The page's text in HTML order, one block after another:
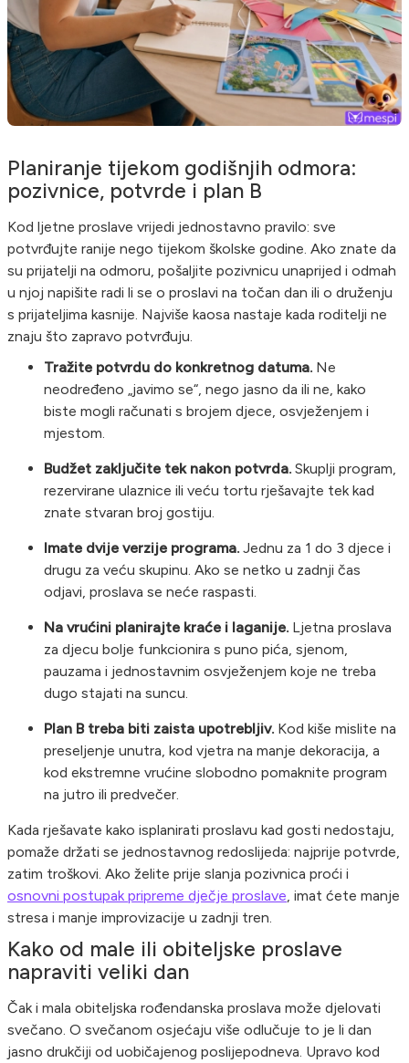
Planiranje tijekom godišnjih odmora:
pozivnice, potvrde i plan B
Kod ljetne proslave vrijedi jednostavno pravilo: sve
potvrđujte ranije nego tijekom školske godine. Ako znate da
su prijatelji na odmoru, pošaljite pozivnicu unaprijed i odmah
u njoj napišite radi li se o proslavi na točan dan ili o druženju
s prijateljima kasnije. Najviše kaosa nastaje kada roditelji ne
znaju što zapravo potvrđuju.
Tražite potvrdu do konkretnog datuma. Ne
neodređeno „javimo se“, nego jasno da ili ne, kako
biste mogli računati s brojem djece, osvježenjem i
mjestom.
Budžet zaključite tek nakon potvrda. Skuplji program,
rezervirane ulaznice ili veću tortu rješavajte tek kad
znate stvaran broj gostiju.
Imate dvije verzije programa. Jednu za 1 do 3 djece i
drugu za veću skupinu. Ako se netko u zadnji čas
odjavi, proslava se neće raspasti.
Na vrućini planirajte kraće i laganije. Ljetna proslava
za djecu bolje funkcionira s puno pića, sjenom,
pauzama i jednostavnim osvježenjem koje ne treba
dugo stajati na suncu.
Plan B treba biti zaista upotrebljiv. Kod kiše mislite na
preseljenje unutra, kod vjetra na manje dekoracija, a
kod ekstremne vrućine slobodno pomaknite program
na jutro ili predvečer.
Kada rješavate kako isplanirati proslavu kad gosti nedostaju,
pomaže držati se jednostavnog redoslijeda: najprije potvrde,
zatim troškovi. Ako želite prije slanja pozivnica proći i
osnovni postupak pripreme dječje proslave , imat ćete manje
stresa i manje improvizacije u zadnji tren.
Kako od male ili obiteljske proslave
napraviti veliki dan
Čak i mala obiteljska rođendanska proslava može djelovati
svečano. O svečanom osjećaju više odlučuje to je li dan
jasno drukčiji od uobičajenog poslijepodneva. Upravo kod